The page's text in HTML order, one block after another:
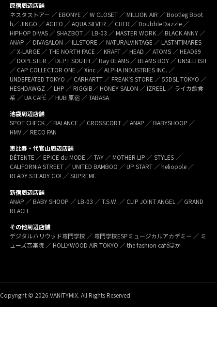
原宿周辺店舗
ネスタストアー ／ EBONYE ／ W CLOSET ／ MILLION AIR ／ Bootleg Boot
h／ JINGO ／ AGITO ／ AQUA SILVER ／ CHER ／ Doubble Dazzle ／
HIPHOP DIVAS ／ SHAZBOT ／ LB-03 ／ MASTER WORK ／ BLACK ANNY ／
ANAP ／ DIVASALON ／ ILLSTORE ／ NATURALVINTAGE ／ LASTNTIMARES
／ X-LARGE ／ THE NORTH FACE ／ KRAFT ／ HEAD ／ ATOMS ／ HEAD69
／ DOPESTER ／ DEPT SOUTH ／ Ray BEAMS ／ BEAMS BOY ／ UNSELTISH
／ CAP COLLECTOR ONE ／ Xinc ／ ALPHA INDUSTRIES INC. ／
UNDEFEATED TOKYO ／ CARHARTT ／ FREAK’S STORE ／ 55DSL TOKYO ／
HESHDAWGZ ／ LHP ／ RIGGIB／ HONEY SALON ／ IZREEL ／ ライカ飲食
系 ／ UA CAFÉ ／ HUB 原宿 ／ TABASA
池袋周辺店舗
SPOT CHECK ／ BALANCE ／ CROSSCORT ／ ANAP ／ BABYSHOOP ／
HMV ／ RECO FAN
恵比寿・代官山周辺店舗
DÉTENTE ／ EPICE du MODE ／ TAY ／ MOTHER LIP ／ STYLES ／
CALIFORNIA STREET ／ UNITED BAMBOO ／ UP START ／ heliopole ／
READY STEADY GO! ／ SUPREME
新宿周辺店舗
ANAP ／ BABY SHOOP ／ LB-03 ／ T.S.W. ／ CLIP JOINT ANGEL ／ GRAND
REACH
その他周辺店舗
デジタルハリウッド専門学校 ／ 専門学校ESPミュージカルアカデミー ／ ミ
ューズ音楽院 ／ HOLLYWOOD AIR TOKYO ／ the fashion caféほか
Copyright © 2026 VANITYMIX. All Rights Reserved.